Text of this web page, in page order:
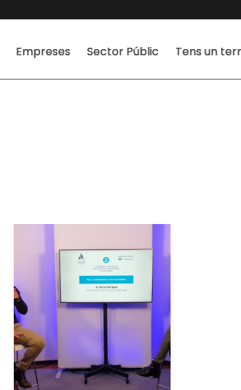
Empreses Sector Públic Tens un